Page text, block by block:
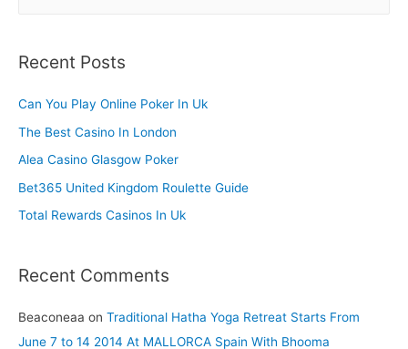
r
h
f
o
Recent Posts
Can You Play Online Poker In Uk
The Best Casino In London
Alea Casino Glasgow Poker
Bet365 United Kingdom Roulette Guide
Total Rewards Casinos In Uk
Recent Comments
Beaconeaa on Traditional Hatha Yoga Retreat Starts From
June 7 to 14 2014 At MALLORCA Spain With Bhooma